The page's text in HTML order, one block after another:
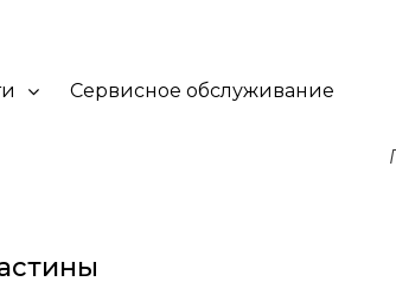
Сервисное обслуживание